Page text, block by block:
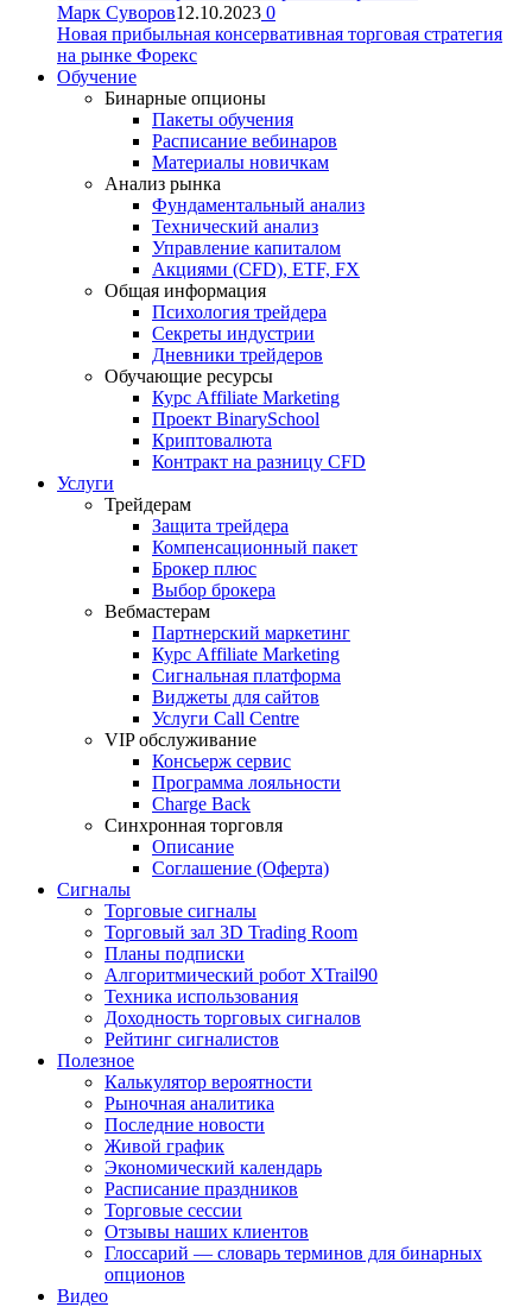
Марк Суворов12.10.2023 0
Новая прибыльная консервативная торговая стратегия
на рынке Форекс
Обучение
Бинарные опционы
Пакеты обучения
Расписание вебинаров
Материалы новичкам
Анализ рынка
Фундаментальный анализ
Технический анализ
Управление капиталом
Акциями (CFD), ETF, FX
Общая информация
Психология трейдера
Секреты индустрии
Дневники трейдеров
Обучающие ресурсы
Курс Affiliate Marketing
Проект BinarySchool
Криптовалюта
Контракт на разницу CFD
Услуги
Трейдерам
Защита трейдера
Компенсационный пакет
Брокер плюс
Выбор брокера
Вебмастерам
Партнерский маркетинг
Курс Affiliate Marketing
Сигнальная платформа
Виджеты для сайтов
Услуги Call Centre
VIP обслуживание
Консьерж сервис
Программа лояльности
Charge Back
Синхронная торговля
Описание
Соглашение (Оферта)
Сигналы
Торговые сигналы
Торговый зал 3D Trading Room
Планы подписки
Алгоритмический робот XTrail90
Техника использования
Доходность торговых сигналов
Рейтинг сигналистов
Полезное
Калькулятор вероятности
Рыночная аналитика
Последние новости
Живой график
Экономический календарь
Расписание праздников
Торговые сессии
Отзывы наших клиентов
Глоссарий — словарь терминов для бинарных
опционов
Видео